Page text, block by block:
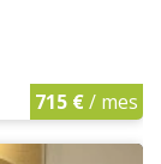
715 €/ mes